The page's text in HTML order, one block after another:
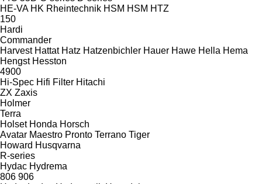
HE-VA HK Rheintechnik HSM HSM HTZ
150
Hardi
Commander
Harvest Hattat Hatz Hatzenbichler Hauer Hawe Hella Hema
Hengst Hesston
4900
Hi-Spec Hifi Filter Hitachi
ZX Zaxis
Holmer
Terra
Holset Honda Horsch
Avatar Maestro Pronto Terrano Tiger
Howard Husqvarna
R-series
Hydac Hydrema
806 906